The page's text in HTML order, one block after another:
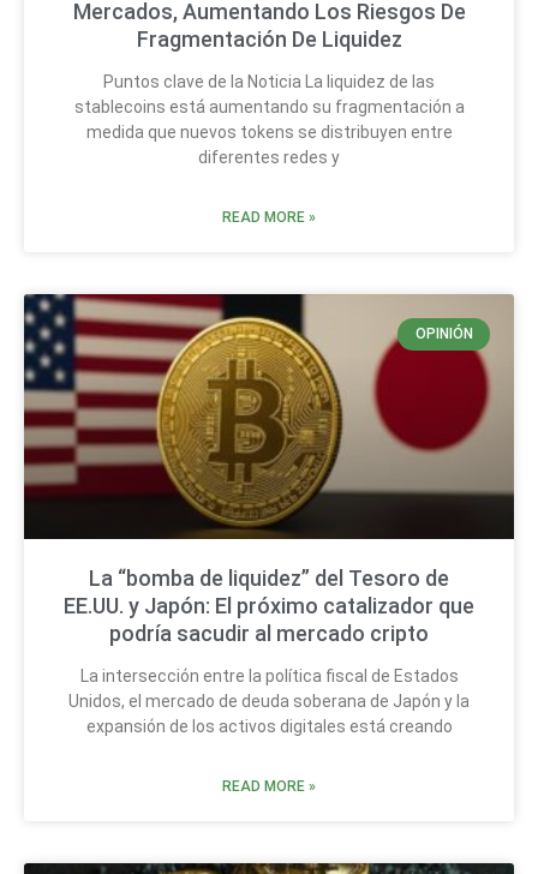
Mercados, Aumentando Los Riesgos De
Fragmentación De Liquidez
Puntos clave de la Noticia La liquidez de las
stablecoins está aumentando su fragmentación a
medida que nuevos tokens se distribuyen entre
diferentes redes y
READ MORE »
OPINIÓN
La “bomba de liquidez” del Tesoro de
EE.UU. y Japón: El próximo catalizador que
podría sacudir al mercado cripto
La intersección entre la política fiscal de Estados
Unidos, el mercado de deuda soberana de Japón y la
expansión de los activos digitales está creando
READ MORE »